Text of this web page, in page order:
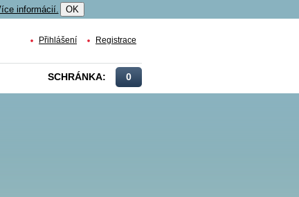
informácií. OK
Přihlášení Registrace
SCHRÁNKA: 0